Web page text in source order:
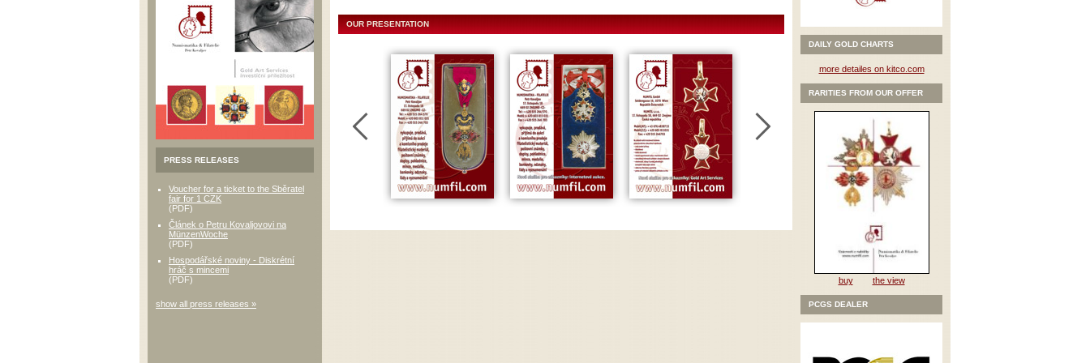
PRESS RELEASES
Voucher for a ticket to the Sběratel
fair for 1 CZK
(PDF)
Článek o Petru Kovaljovovi na
MünzenWoche
(PDF)
Hospodářské noviny - Diskrétní
hráč s mincemi
(PDF)
show all press releases »
OUR PRESENTATION
DAILY GOLD CHARTS
more detailes on kitco.com
RARITIES FROM OUR OFFER
buy the view
PCGS DEALER